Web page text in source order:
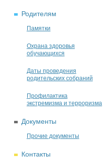
Родителям
Памятки
Охрана здоровья
обучающихся
Даты проведения
родительских собраний
Профилактика
экстремизма и терроризма
Документы
Прочие документы
Контакты